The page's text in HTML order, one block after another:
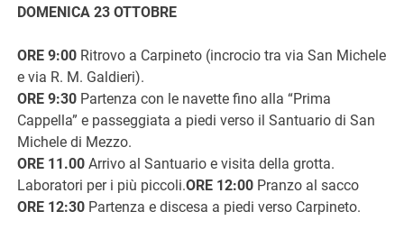
DOMENICA 23 OTTOBRE
ORE 9:00 Ritrovo a Carpineto (incrocio tra via San Michele
e via R. M. Galdieri).
ORE 9:30 Partenza con le navette fino alla “Prima
Cappella” e passeggiata a piedi verso il Santuario di San
Michele di Mezzo.
ORE 11.00 Arrivo al Santuario e visita della grotta.
Laboratori per i più piccoli.ORE 12:00 Pranzo al sacco
ORE 12:30 Partenza e discesa a piedi verso Carpineto.